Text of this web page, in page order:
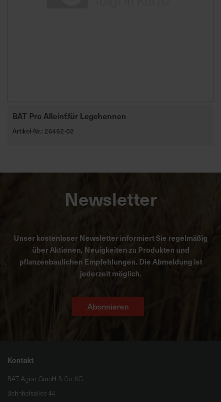
BAT Pro Alleinf.für Legehennen
Artikel-Nr.: 26462-02
Newsletter
Unser kostenloser Newsletter informiert Sie regelmäßig
über Aktionen, Neuigkeiten zu Produkten und
pflanzenbaulichen Empfehlungen. Die Abmeldung ist
jederzeit möglich.
Abonnieren
Kontakt
BAT Agrar GmbH & Co. KG
Bahnhofsallee 44